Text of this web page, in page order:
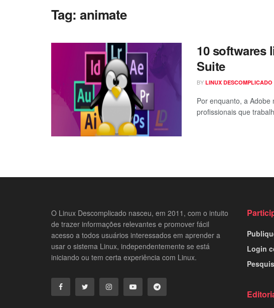
Tag:animate
10 softwares
Suite
BY LINUX DESCOMPLICADO
Por enquanto, a
profissionais que
O Linux Descomplicado nasceu, em 2011, com o intuito
de trazer informações relevantes e promover fácil
acesso a todos usuários interessados em aprender a
usar o sistema Linux, independentemente se está
iniciando ou tem certa experiência com Linux.
Login